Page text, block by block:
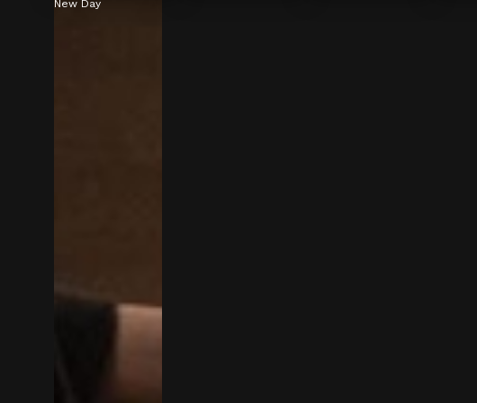
New Day